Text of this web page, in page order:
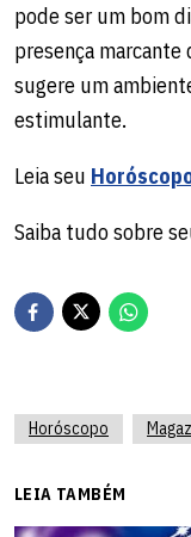
pode ser um bom
presença marcante
sugere um
estimulante.
Leia seu
Saiba tudo sobre
Horóscopo
LEIA TAMBÉM